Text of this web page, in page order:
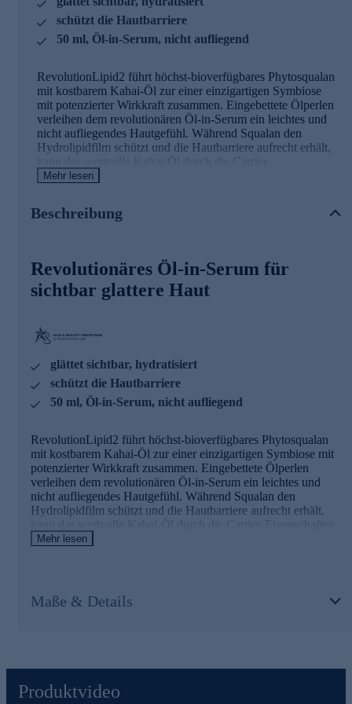
schützt die Hautbarriere
50 ml, Öl-in-Serum, nicht aufliegend
RevolutionLipid2 führt höchst-bioverfügbares Phytosqualan
mit kostbarem Kahai-Öl zur einer einzigartigen Symbiose
mit potenzierter Wirkkraft zusammen. Eingebettete Ölperlen
verleihen dem revolutionären Öl-in-Serum ein leichtes und
nicht aufliegendes Hautgefühl. Während Squalan den
Hydrolipidfilm schützt und die Hautbarriere aufrecht erhält,
kann das wertvolle Kahai-Öl durch die Carrier-
Eigenschaften des Squalans die tieferen Hautschichten
regenerierende Wirkung wird die Hautbarriere gestärkt, die
Die Inhaltsstoffe und ihre Wirkweisen
Squalan
- Schützt den Hydro-Lipid-Film der Haut
- Reduziert des transepidermalen Wasserverlust
- Für ein besonders geschmeidiges und seidiges Hautgefühl
- Wirkt Trockenheitsfältchen entgegen
- Seltenes Öl aus den Nüssen des majestätischen
Amazonasbaums „Cacay“
- Aufrechterhaltung der Hautfunktion
- Stimuliert die Zellregeneration- und Neubildung
- Verbessert Elastizität und Festigkeit der Haut
- Stellt die Leuchtkraft der Haut von innen nach außen
wieder her
Mehr lesen
Beschreibung
Revolutionäres Öl-in-Serum für
sichtbar glattere Haut
glättet sichtbar, hydratisiert
schützt die Hautbarriere
50 ml, Öl-in-Serum, nicht aufliegend
RevolutionLipid2 führt höchst-bioverfügbares Phytosqualan
mit kostbarem Kahai-Öl zur einer einzigartigen Symbiose mit
potenzierter Wirkkraft zusammen. Eingebettete Ölperlen
verleihen dem revolutionären Öl-in-Serum ein leichtes und
nicht aufliegendes Hautgefühl. Während Squalan den
Hydrolipidfilm schützt und die Hautbarriere aufrecht erhält,
kann das wertvolle Kahai-Öl durch die Carrier-Eigenschaften
des Squalans die tieferen Hautschichten passieren und
geglättet.
- 100% reines natürliches Squala
- Schützt den Hydro-Lipid-Film der Haut
Mehr lesen
Maße & Details
Produktvideo